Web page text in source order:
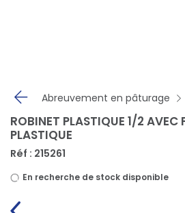
Abreuvement en pâturage
ROBINET PLASTIQUE 1/2 AVEC
PLASTIQUE
Réf : 215261
En recherche de stock disponible